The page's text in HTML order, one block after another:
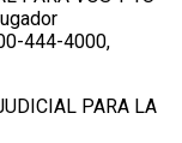
444-4000,
PARA LA